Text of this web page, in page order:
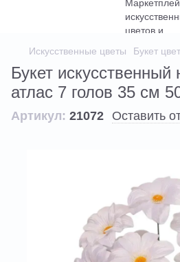
Искусственные цветы Букет
Букет
атлас 7 голов 35 см
Артикул: 21072 Оставить